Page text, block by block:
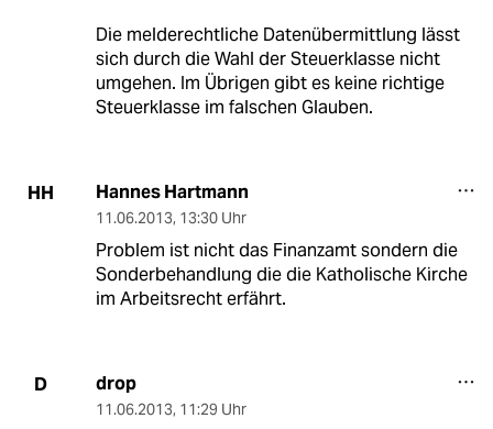
Die melderechtliche Datenübermittlung lässt
sich durch die Wahl der Steuerklasse nicht
umgehen. Im Übrigen gibt es keine richtige
Steuerklasse im falschen Glauben.
HH Hannes Hartmann
11.06.2013, 13:30 Uhr
Problem ist nicht das Finanzamt sondern die
Sonderbehandlung die die Katholische Kirche
im Arbeitsrecht erfährt.
D drop
11.06.2013, 11:29 Uhr